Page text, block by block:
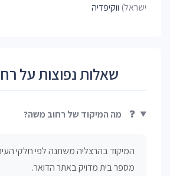
ישראל) ווקיפדיה
שאלות נפוצות על
❓ מה המיקוד של רחוב משה?
המיקוד בהרצליה משתנה לפי חלקי
מספר בית מדויק באתר הדואר.